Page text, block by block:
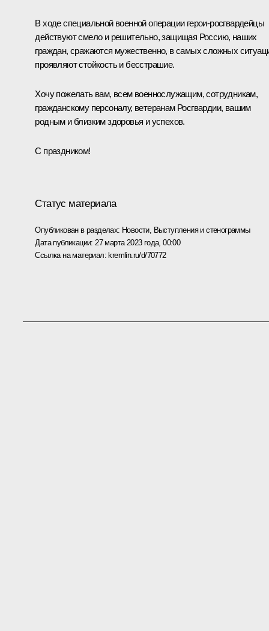
В ходе специальной военной операции герои-росгвардейцы
действуют смело и решительно, защищая Россию, наших
граждан, сражаются мужественно, в самых сложных
проявляют стойкость и бесстрашие.
Хочу пожелать вам, всем военнослужащим, сотрудникам,
гражданскому персоналу, ветеранам Росгвардии, вашим
родным и близким здоровья и успехов.
С праздником!
Статус материала
Опубликован в разделах: Новости, Выступления и стенограммы
Дата публикации: 27 марта 2023 года, 00:00
Ссылка на материал:kremlin.ru/d/70772